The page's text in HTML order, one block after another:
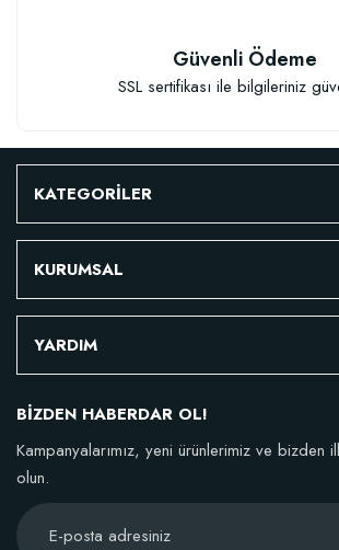
106,81 TL
Güvenli Ödeme
SSL sertifikası ile bilgileriniz
KATEGORİLER
KURUMSAL
YARDIM
BİZDEN HABERDAR OL!
Kampanyalarımız, yeni ürünlerimiz ve bizden
olun.